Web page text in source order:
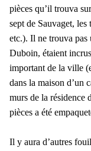
pièces qu’il trouva
sept de Sauvaget,
etc.). Il ne trouva
Duboin, étaient
important de la ville
dans la maison d’un
murs de la résidence
pièces a été
Il y aura d’autres